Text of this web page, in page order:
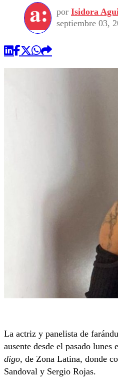
por Isidora
septiembre 03,
La actriz y panelista de
ausente desde el pasado lunes
digo, de Zona Latina, donde
Sandoval y Sergio Rojas.